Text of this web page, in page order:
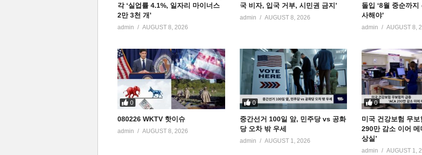
각 ‘실업률 4.1%, 일자리 마이너스
2만 3천 개’
admin AUGUST 8, 2026
국 비자, 입국 거부, 시민권 금지’
admin AUGUST 8, 2026
돌입 ‘8월 중순까지
사해야’
admin AUGUST 8,
0
080226 WKTV 핫이슈
admin AUGUST 8, 2026
0
중간선거 100일 앞, 민주당 vs 공화
당 오차 밖 우세
admin AUGUST 1, 2026
0
미국 건강보험 무보
290만 감소 이어
상실’
admin AUGUST 1,